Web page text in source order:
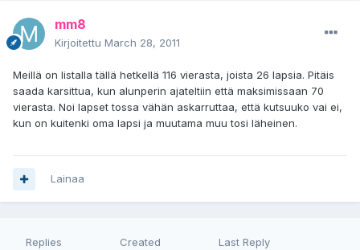
mm8
Kirjoitettu March 28, 2011
Meillä on listalla tällä hetkellä 116 vierasta, joista 26 lapsia. Pitäis
saada karsittua, kun alunperin ajateltiin että maksimissaan 70
vierasta. Noi lapset tossa vähän askarruttaa, että kutsuuko vai ei,
kun on kuitenki oma lapsi ja muutama muu tosi läheinen.
Lainaa
Replies Created Last Reply